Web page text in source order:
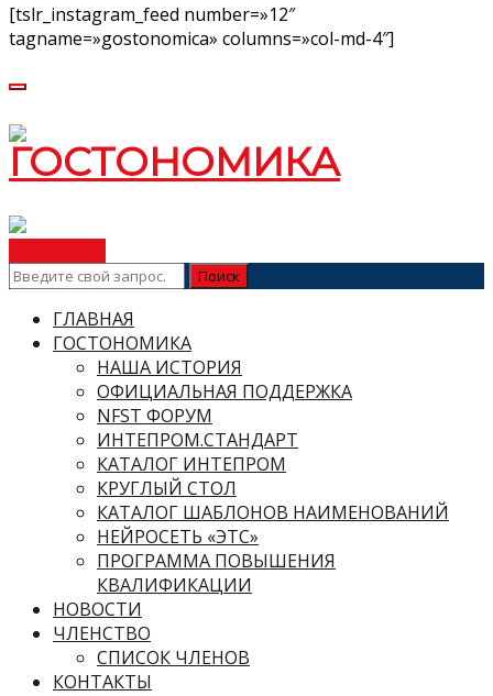
[tslr_instagram_feed number=»12″
tagname=»gostonomica» columns=»col-md-4″]
ГЛАВНАЯ
ГОСТОНОМИКА
НАША ИСТОРИЯ
ОФИЦИАЛЬНАЯ ПОДДЕРЖКА
NFST ФОРУМ
ИНТЕПРОМ.СТАНДАРТ
КАТАЛОГ ИНТЕПРОМ
КРУГЛЫЙ СТОЛ
КАТАЛОГ ШАБЛОНОВ НАИМЕНОВАНИЙ
НЕЙРОСЕТЬ «ЭТС»
ПРОГРАММА ПОВЫШЕНИЯ
КВАЛИФИКАЦИИ
НОВОСТИ
ЧЛЕНСТВО
СПИСОК ЧЛЕНОВ
КОНТАКТЫ